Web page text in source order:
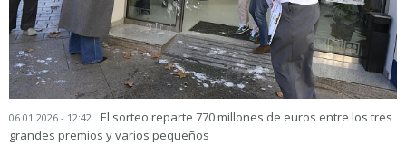
06.01.2026 - 12:42
El sorteo reparte 770 millones de euros entre los tres
grandes premios y varios pequeños